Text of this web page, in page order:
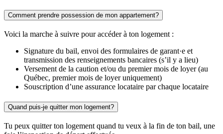
Comment prendre possession de mon appartement?
Voici la marche à suivre pour accéder à ton logement :
Signature du bail, envoi des formulaires de garant·e et
transmission des renseignements bancaires (s’il y a lieu)
Versement de la caution et/ou du premier mois de loyer (au
Québec, premier mois de loyer uniquement)
Souscription d’une assurance locataire par chaque locataire
Quand puis-je quitter mon logement?
Tu peux quitter ton logement quand tu veux à la fin de ton bail, une